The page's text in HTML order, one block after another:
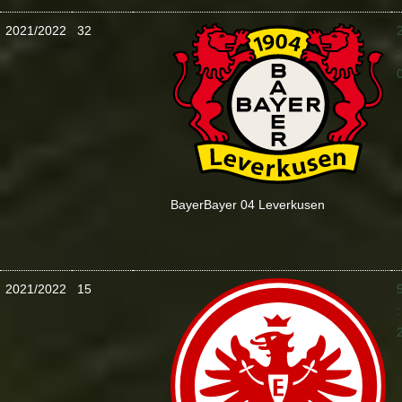
2021/2022 32
BayerBayer 04 Leverkusen
:
2021/2022 15
: